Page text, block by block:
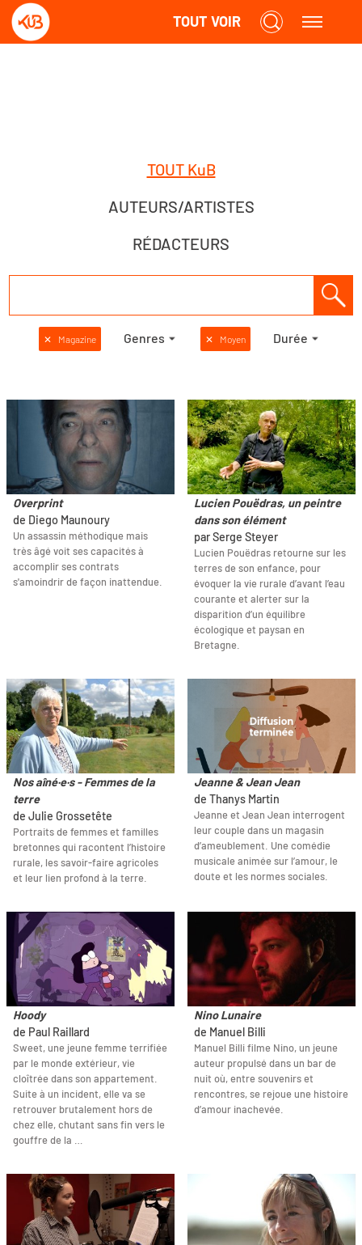
TOUT VOIR
TOUT KuB
AUTEURS/ARTISTES
RÉDACTEURS
✕ Magazine Genres ✕ Moyen Durée
Overprint
de Diego Maunoury
Un assassin méthodique mais
très âgé voit ses capacités à
accomplir ses contrats
s'amoindrir de façon inattendue.
Lucien Pouëdras, un peintre
dans son élément
par Serge Steyer
Lucien Pouëdras retourne sur les
terres de son enfance, pour
évoquer la vie rurale d’avant l’eau
courante et alerter sur la
disparition d’un équilibre
écologique et paysan en
Bretagne.
Nos aîné·e·s - Femmes de la
terre
de Julie Grossetête
Portraits de femmes et familles
bretonnes qui racontent l’histoire
rurale, les savoir-faire agricoles
et leur lien profond à la terre.
Jeanne & Jean Jean
de Thanys Martin
Jeanne et Jean Jean interrogent
leur couple dans un magasin
d’ameublement. Une comédie
musicale animée sur l’amour, le
doute et les normes sociales.
Hoody
de Paul Raillard
Sweet, une jeune femme terrifiée
par le monde extérieur, vie
cloîtrée dans son appartement.
Suite à un incident, elle va se
retrouver brutalement hors de
chez elle, chutant sans fin vers le
gouffre de la …
Nino Lunaire
de Manuel Billi
Manuel Billi filme Nino, un jeune
auteur propulsé dans un bar de
nuit où, entre souvenirs et
rencontres, se rejoue une histoire
d’amour inachevée.